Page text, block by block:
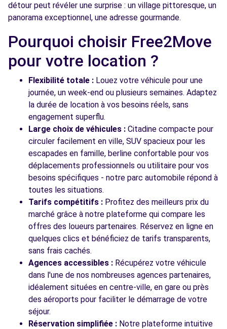
Free2Move Rent - GARAGE DU FAUBOURG -
33 RUE DE REUILLY
PARIS, 75012
Voir toutes les agences
détour peut révéler une surprise : un village pittoresque, un
panorama exceptionnel, une adresse gourmande.
Pourquoi choisir Free2Move
pour votre location ?
Flexibilité totale : Louez votre véhicule pour une
journée, un week-end ou plusieurs semaines. Adaptez
la durée de location à vos besoins réels, sans
engagement superflu.
Large choix de véhicules : Citadine compacte pour
circuler facilement en ville, SUV spacieux pour les
escapades en famille, berline confortable pour vos
déplacements professionnels ou utilitaire pour vos
besoins spécifiques - notre parc automobile répond à
toutes les situations.
Tarifs compétitifs : Profitez des meilleurs prix du
marché grâce à notre plateforme qui compare les
offres des loueurs partenaires. Réservez en ligne en
quelques clics et bénéficiez de tarifs transparents,
sans frais cachés.
Agences accessibles : Récupérez votre véhicule
dans l'une de nos nombreuses agences partenaires,
idéalement situées en centre-ville, en gare ou près
des aéroports pour faciliter le démarrage de votre
séjour.
Réservation simplifiée : Notre plateforme intuitive